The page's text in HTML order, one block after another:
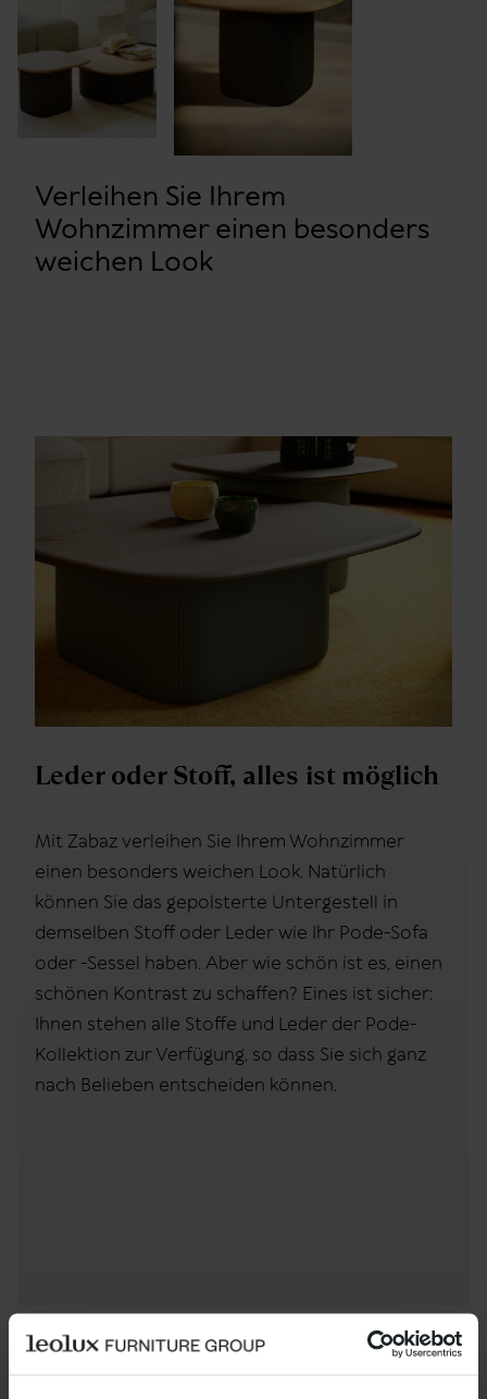
Verleihen Sie Ihrem
Wohnzimmer einen besonders
weichen Look
Leder oder Stoff, alles ist möglich
Mit Zabaz verleihen Sie Ihrem Wohnzimmer
einen besonders weichen Look. Natürlich
können Sie das gepolsterte Untergestell in
demselben Stoff oder Leder wie Ihr Pode-Sofa
oder -Sessel haben. Aber wie schön ist es, einen
schönen Kontrast zu schaffen? Eines ist sicher:
Ihnen stehen alle Stoffe und Leder der Pode-
Kollektion zur Verfügung, so dass Sie sich ganz
nach Belieben entscheiden können.